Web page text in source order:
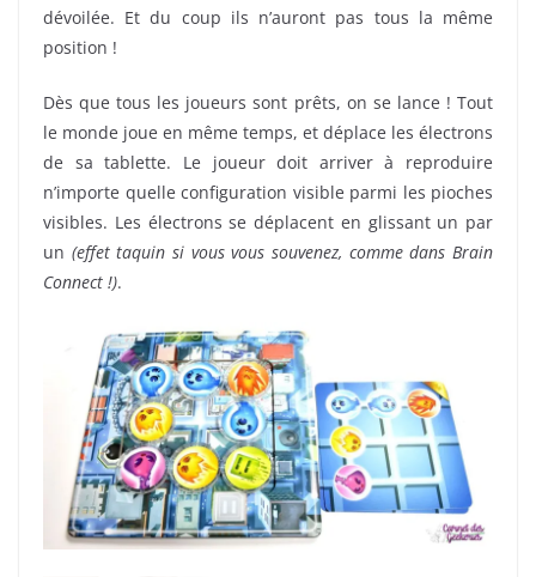
dévoilée. Et du coup ils n’auront pas tous la même
position !
Dès que tous les joueurs sont prêts, on se lance ! Tout
le monde joue en même temps, et déplace les électrons
de sa tablette. Le joueur doit arriver à reproduire
n’importe quelle configuration visible parmi les pioches
visibles. Les électrons se déplacent en glissant un par
un (effet taquin si vous vous souvenez, comme dans Brain
Connect !).